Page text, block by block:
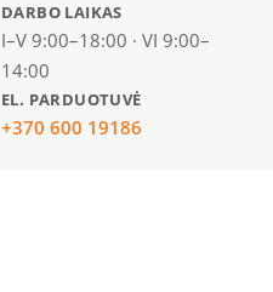
DARBO LAIKAS
I–V 9:00–18:00 · VI 9:00–
14:00
EL. PARDUOTUVĖ
+370 600 19186